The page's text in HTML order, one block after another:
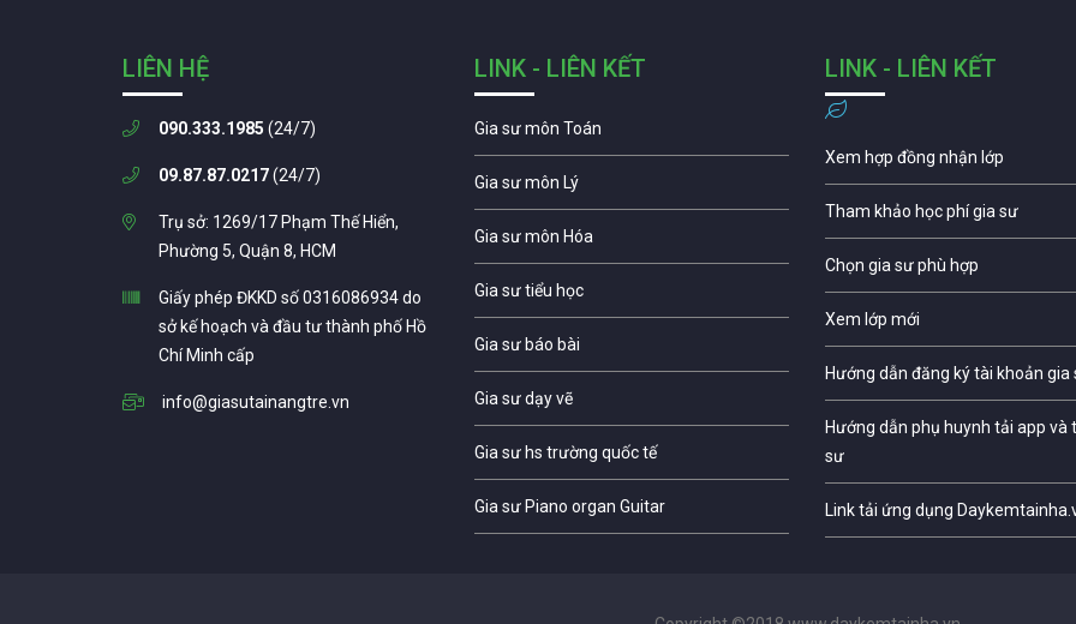
LIÊN HỆ
090.333.1985 (24/7)
09.87.87.0217(24/7)
Trụ sở: 1269/17 Phạm Thế Hiển,
Phường 5, Quận 8, HCM
Giấy phép ĐKKD số 0316086934 do
sở kế hoạch và đầu tư thành phố Hồ
Chí Minh cấp
info@giasutainangtre.vn
LINK - LIÊN KẾT
Gia sư môn Toán
Gia sư môn Lý
Gia sư môn Hóa
Gia sư tiểu học
Gia sư báo bài
Gia sư dạy vẽ
Gia sư hs trường quốc tế
Gia sư Piano organ Guitar
LINK - LIÊN KẾT
Xem hợp đồng nhận lớp
Tham khảo học phí gia sư
Chọn gia sư phù hợp
Xem lớp mới
Hướng dẫn đăng ký tài khoản gia
Hướng dẫn phụ huynh tải app và
sư
Link tải ứng dụng